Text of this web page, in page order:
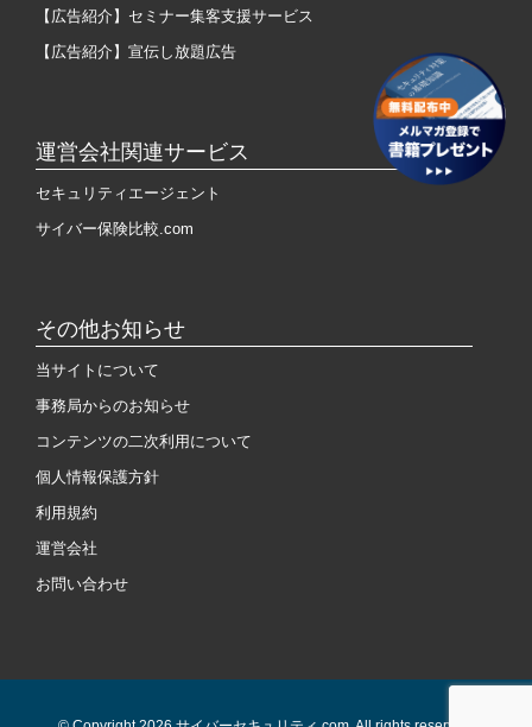
【広告紹介】セミナー集客支援サービス
【広告紹介】宣伝し放題広告
運営会社関連サービス
セキュリティエージェント
サイバー保険比較.com
その他お知らせ
当サイトについて
事務局からのお知らせ
コンテンツの二次利用について
個人情報保護方針
利用規約
運営会社
お問い合わせ